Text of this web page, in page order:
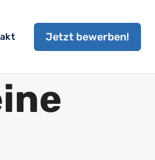
Jetzt bewerben!